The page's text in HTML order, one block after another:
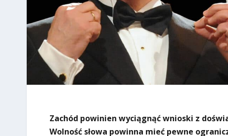
Zachód powinien wyciągnąć wnioski z
Wolność słowa powinna mieć pewne